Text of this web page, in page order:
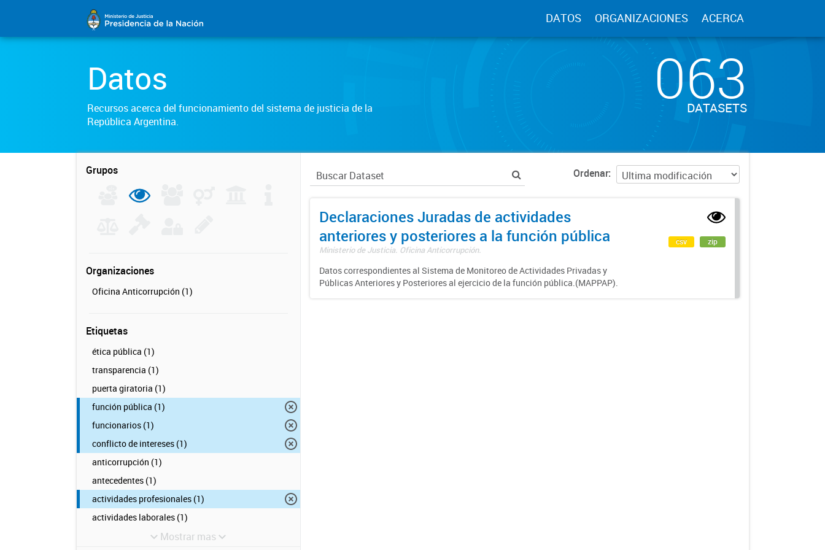
DATOS ORGANIZACIONES ACERCA
Datos
Recursos acerca del funcionamiento del sistema de justicia de la
República Argentina.
063
DATASETS
Grupos
Organizaciones
Oficina Anticorrupción (1)
Etiquetas
ética pública (1)
transparencia (1)
puerta giratoria (1)
función pública (1)
funcionarios (1)
conflicto de intereses (1)
anticorrupción (1)
antecedentes (1)
actividades profesionales (1)
actividades laborales (1)
Mostrar mas
Ordenar
Declaraciones Juradas de actividades
anteriores y posteriores a la función pública
Ministerio de Justicia. Oficina Anticorrupción.
Datos correspondientes al Sistema de Monitoreo de Actividades Privadas y
Públicas Anteriores y Posteriores al ejercicio de la función pública.(MAPPAP).
csv zip